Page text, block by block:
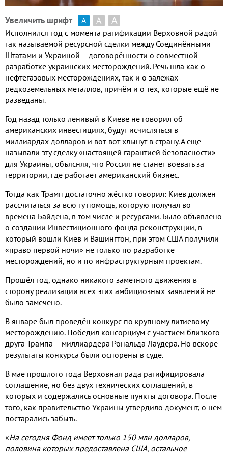
Увеличить шрифт А А А
Исполнился год с момента ратификации Верховной радой
так называемой ресурсной сделки между Соединёнными
Штатами и Украиной – договорённости о совместной
разработке украинских месторождений. Речь шла как о
нефтегазовых месторождениях, так и о залежах
редкоземельных металлов, причём и о тех, которые ещё не
разведаны.
Год назад только ленивый в Киеве не говорил об
американских инвестициях, будут исчисляться в
миллиардах долларов и вот-вот хлынут в страну.А ещё
называли эту сделку «настоящей гарантией безопасности»
для Украины, объясняя, что Россия не станет воевать за
территории, где работает американский бизнес.
Тогда как Трамп достаточно жёстко говорил: Киев должен
рассчитаться за всю ту помощь, которую получал во
времена Байдена, в том числе и ресурсами. Было объявлено
о создании Инвестиционного фонда реконструкции, в
который вошли Киев и Вашингтон, при этом США получили
«право первой ночи» не только по разработке
месторождений, но и по инфраструктурным проектам.
Прошёл год, однако никакого заметного движения в
сторону реализации всех этих амбициозных заявлений не
было замечено.
В январе был проведён конкурс по крупному литиевому
месторождению. Победил консорциум с участием близкого
друга Трампа – миллиардера Рональда Лаудера. Но вскоре
результаты конкурса были оспорены в суде.
В мае прошлого года Верховная рада ратифицировала
соглашение, но без двух технических соглашений, в
которых и содержались основные пункты договора. После
того, как правительство Украины утвердило документ, о нём
постарались забыть.
«На сегодня Фонд имеет только 150 млн долларов,
половина которых предоставлена США, остальное